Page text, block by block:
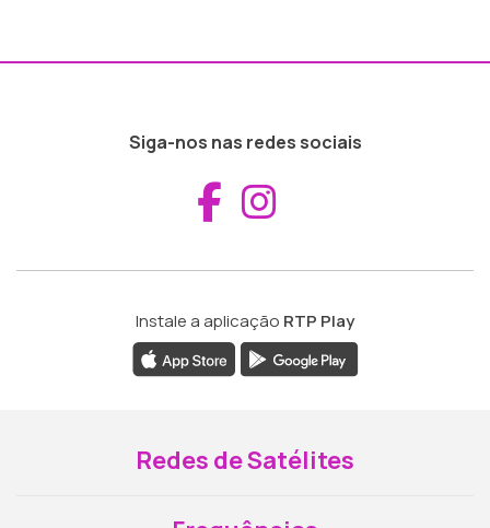
Siga-nos nas redes sociais
Aceder ao
Instale a aplicação RTP Play
Redes de Satélites